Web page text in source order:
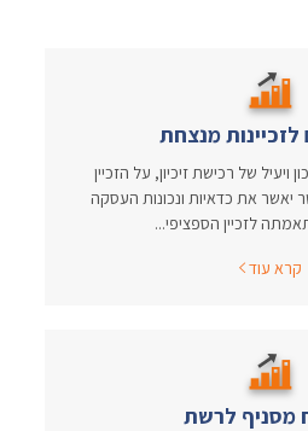
ויעיל של רכישת זיכיון, על הזכיין
יאשר את כדאיות ונכונות העסקה
לזכיין הספציפי...
קרא עוד
מסניף לרשת